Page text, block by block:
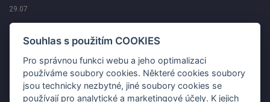
29.07
Prokop pro Vás vybírá z obslužného úseku na víkendovku tu
nejlepší cenu z letáku!
Kup špekáčky od Váhaly a vyhraj s naCOOPkou sekerku Fiskars
29.07
Souhlas s použitím COOKIES
Pro správnou funkci webu a jeho optimalizaci
používáme soubory cookies. Některé cookies soubory
jsou technicky nezbytné, jiné soubory cookies se
používají pro analytické a marketingové účely. K jejich